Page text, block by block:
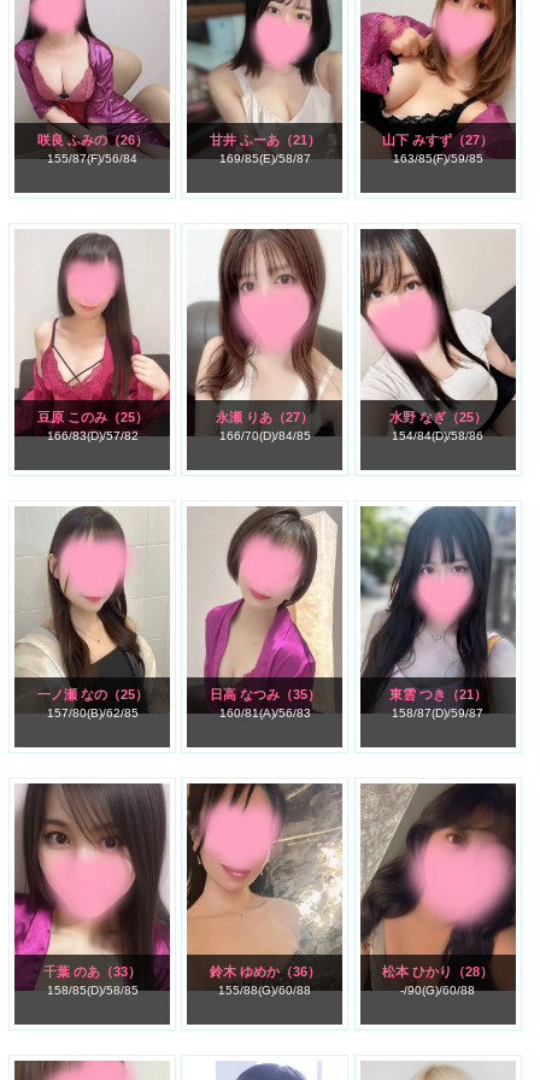
咲良 ふみの（26）
155/87(F)/56/84
甘井 ふーあ（21）
169/85(E)/58/87
山下 みすず（27）
163/85(F)/59/85
豆原 このみ（25）
166/83(D)/57/82
永瀬 りあ （27）
166/70(D)/84/85
水野 なぎ（25）
154/84(D)/58/86
一ノ瀬 なの（25）
157/80(B)/62/85
日高 なつみ（35）
160/81(A)/56/83
東雲 つき （21）
158/87(D)/59/87
千葉 のあ （33）
158/85(D)/58/85
鈴木 ゆめか（36）
155/88(G)/60/88
松本 ひかり （28）
-/90(G)/60/88